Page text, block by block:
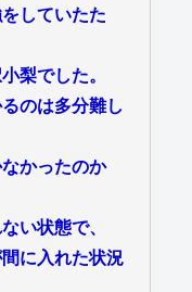
していたた
梨でした。
のは多分難し
かったのか
い状態で、
に入れた状況